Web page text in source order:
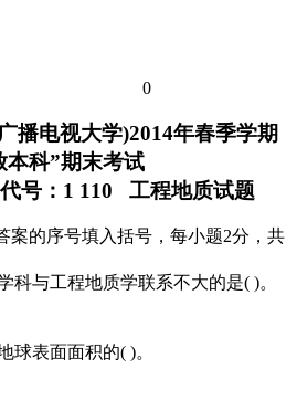
0
播电视大学)2014年春季学期
本科”期末考试
号：1 110 工程地质试题
案的序号填入括号，每小题2分，共
科与工程地质学联系不大的是( )。
球表面面积的( )。